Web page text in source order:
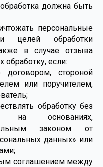
должна быть
персональные
целей обработки
в случае отзыва
обработку, если:
стороной
или поручителем,
обработку без
на основаниях,
законом от
данных» или
соглашением между